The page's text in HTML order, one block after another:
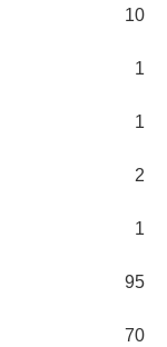
10
1
1
2
1
95
70